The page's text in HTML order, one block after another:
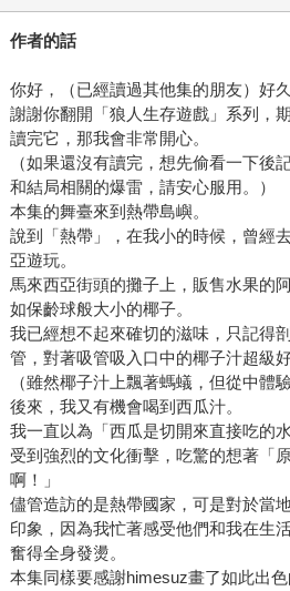
作者的話
你好，（已經讀過其他集的朋友）好
謝謝你翻開「狼人生存遊戲」系列，
讀完它，那我會非常開心。
（如果還沒有讀完，想先偷看一下後
和結局相關的爆雷，請安心服用。）
本集的舞臺來到熱帶島嶼。
說到「熱帶」，在我小的時候，曾經
亞遊玩。
馬來西亞街頭的攤子上，販售水果的
如保齡球般大小的椰子。
我已經想不起來確切的滋味，只記得
管，對著吸管吸入口中的椰子汁超級好
（雖然椰子汁上飄著螞蟻，但從中體
後來，我又有機會喝到西瓜汁。
我一直以為「西瓜是切開來直接吃的
受到強烈的文化衝擊，吃驚的想著「
啊！」
儘管造訪的是熱帶國家，可是對於當
印象，因為我忙著感受他們和我在生
奮得全身發燙。
本集同樣要感謝himesuz畫了如此出色